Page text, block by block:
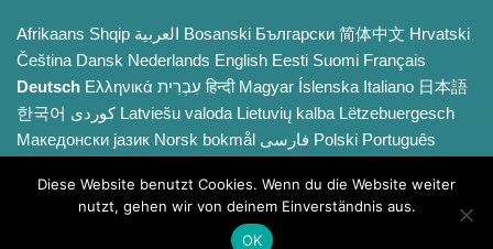
Afrikaans Shqip العربية Bosanski Български 简体中文 Hrvatski
Čeština‎ Dansk Nederlands English Eesti Suomi Français
Deutsch Ελληνικά עִבְרִית हिन्दी Magyar Íslenska Italiano 日本語
한국어
Latviešu valoda Lietuvių kalba Lëtzebuergesch
Македонски јазик Norsk bokmål فارسی Polski Português
Español Kiswahili Svenska ไทย Türkçe Українська
Diese Website benutzt Cookies. Wenn du die Website weiter
nutzt, gehen wir von deinem Einverständnis aus.
OK